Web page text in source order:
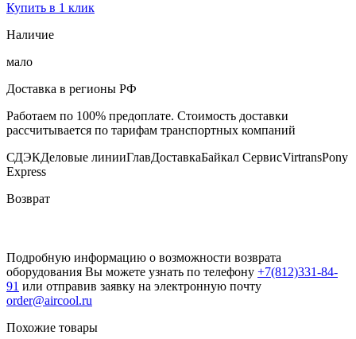
Купить в 1 клик
Наличие
мало
Доставка в регионы РФ
Работаем по 100% предоплате. Стоимость доставки
рассчитывается по тарифам транспортных компаний
СДЭКДеловые линииГлавДоставкаБайкал СервисVirtransPony
Express
Возврат
Подробную информацию о возможности возврата
оборудования Вы можете узнать по телефону +7(812)331-84-
91 или отправив заявку на электронную почту
order@aircool.ru
Похожие товары